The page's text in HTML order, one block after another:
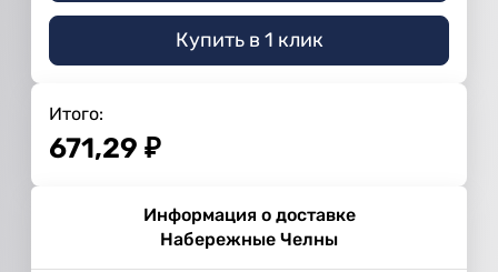
Купить в 1 клик
Итого:
671,29 ₽
Информация о доставке
Набережные Челны